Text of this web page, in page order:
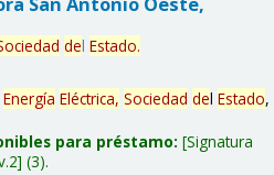
del Estado.
Energía Eléctrica, Sociedad del Estado,
para préstamo: Signatura
(3).